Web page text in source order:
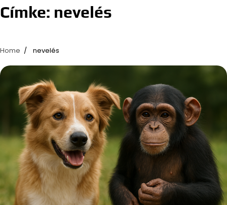
Címke: nevelés
Home nevelés